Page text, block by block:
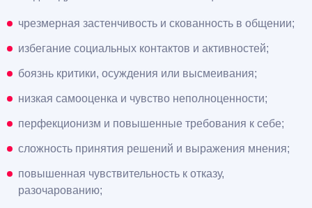
чрезмерная застенчивость и скованность в общении;
избегание социальных контактов и активностей;
боязнь критики, осуждения или высмеивания;
низкая самооценка и чувство неполноценности;
перфекционизм и повышенные требования к себе;
сложность принятия решений и выражения мнения;
повышенная чувствительность к отказу,
разочарованию;